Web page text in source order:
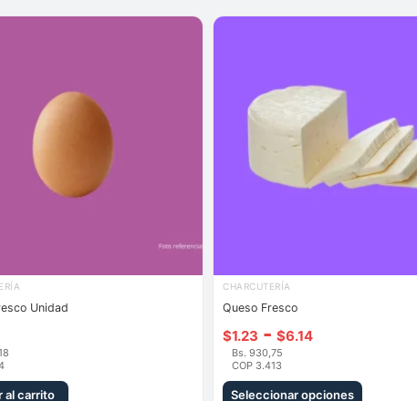
Unidad
al carrito
CHARCUTERÍA
Queso Fresco
$1.23 - $6.14Rango
precios:
Bs. 930,75
COP 3.413
Seleccionar opciones